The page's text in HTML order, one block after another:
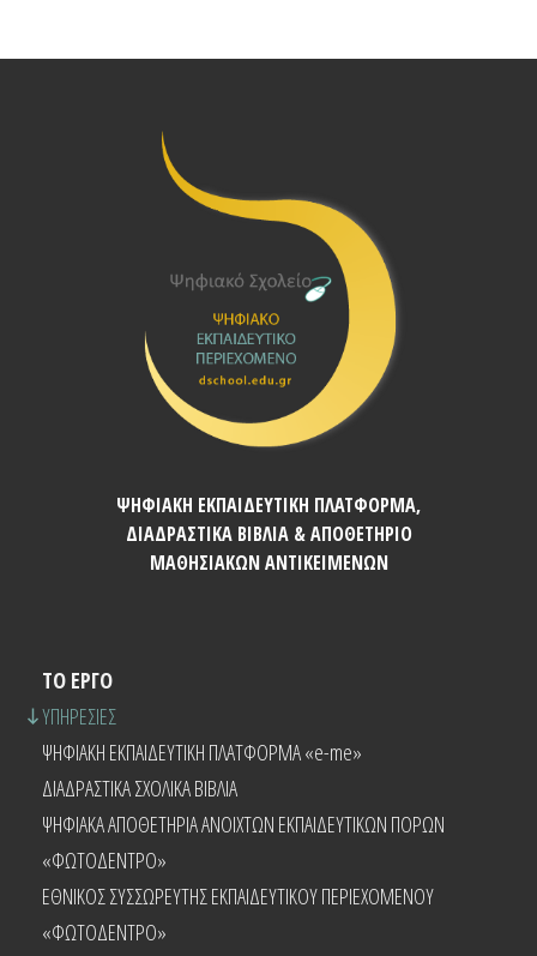
ΨΗΦΙΑΚΗ ΕΚΠΑΙΔΕΥΤΙΚΗ ΠΛΑΤΦΟΡΜΑ,
ΔΙΑΔΡΑΣΤΙΚΑ ΒΙΒΛΙΑ & ΑΠΟΘΕΤΗΡΙΟ
ΜΑΘΗΣΙΑΚΩΝ ΑΝΤΙΚΕΙΜΕΝΩΝ
ΤΟ ΕΡΓΟ
ΥΠΗΡΕΣΙΕΣ
ΨΗΦΙΑΚΗ ΕΚΠΑΙΔΕΥΤΙΚΗ ΠΛΑΤΦΟΡΜΑ «e-me»
ΔΙΑΔΡΑΣΤΙΚΑ ΣΧΟΛΙΚΑ ΒΙΒΛΙΑ
ΨΗΦΙΑΚΑ ΑΠΟΘΕΤΗΡΙΑ ΑΝΟΙΧΤΩΝ ΕΚΠΑΙΔΕΥΤΙΚΩΝ ΠΟΡΩΝ
«ΦΩΤΟΔΕΝΤΡΟ»
ΕΘΝΙΚΟΣ ΣΥΣΣΩΡΕΥΤΗΣ ΕΚΠΑΙΔΕΥΤΙΚΟΥ ΠΕΡΙΕΧΟΜΕΝΟΥ
«ΦΩΤΟΔΕΝΤΡΟ»